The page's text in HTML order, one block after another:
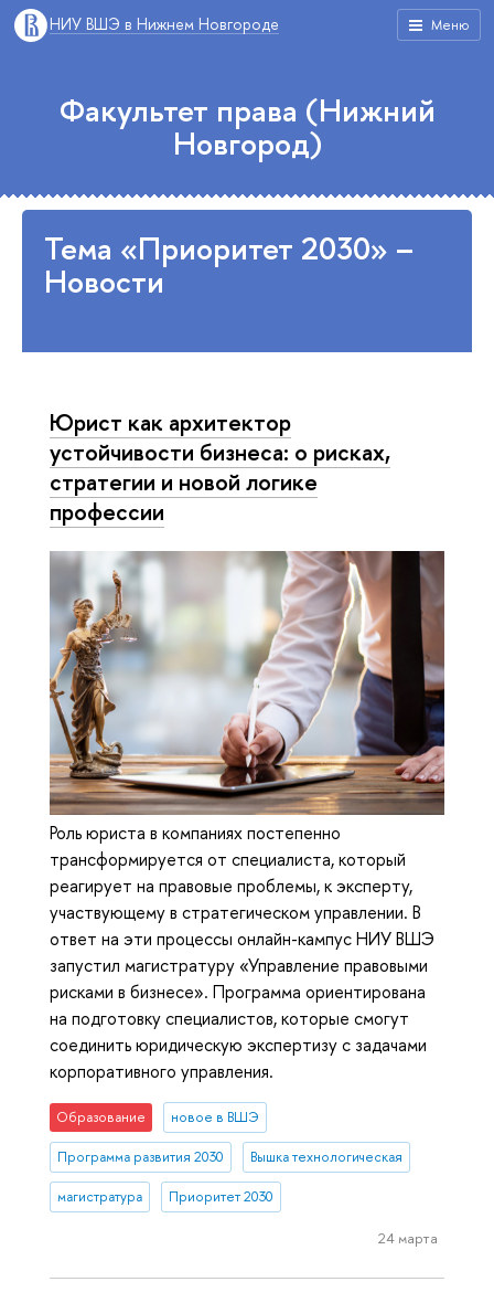
Меню
НИУ ВШЭ в Нижнем Новгороде
Факультет права (Нижний
Новгород)
Тема «Приоритет 2030» –
Новости
Юрист как архитектор
устойчивости бизнеса: о рисках,
стратегии и новой логике
профессии
Роль юриста в компаниях постепенно
трансформируется от специалиста, который
реагирует на правовые проблемы, к эксперту,
участвующему в стратегическом управлении. В
ответ на эти процессы онлайн-кампус НИУ ВШЭ
запустил магистратуру «Управление правовыми
рисками в бизнесе». Программа ориентирована
на подготовку специалистов, которые смогут
соединить юридическую экспертизу с задачами
корпоративного управления.
Образование новое в ВШЭ
Программа развития 2030 Вышка технологическая
магистратура Приоритет 2030
24 марта